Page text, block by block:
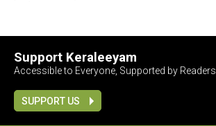
Support Keraleeyam
Accessible to Everyone, Supported by Readers
SUPPORT US